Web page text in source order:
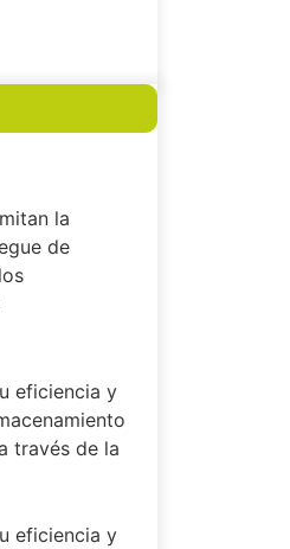
la
de
eficiencia y
través de la
eficiencia y